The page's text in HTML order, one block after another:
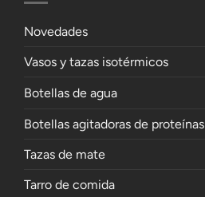
Novedades
Vasos y tazas isotérmicos
Botellas de agua
Botellas agitadoras de proteínas
Tazas de mate
Tarro de comida